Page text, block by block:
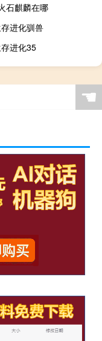
石麒麟在哪
进化驯兽
进化35
☚